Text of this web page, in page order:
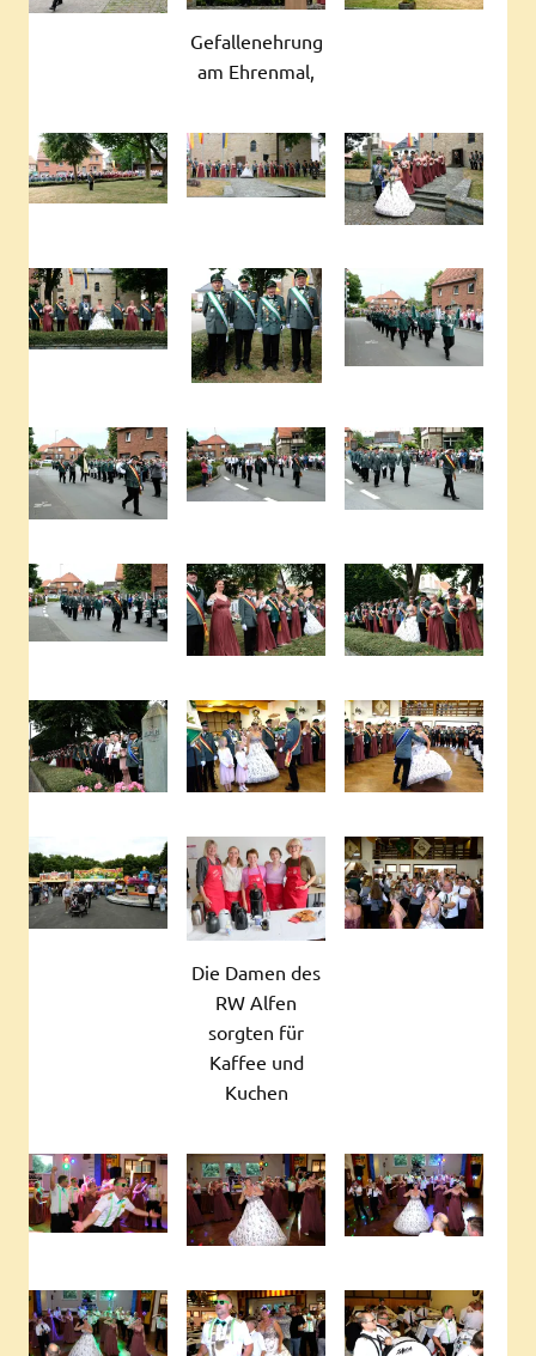
Gefallenehrung
am Ehrenmal,
Die Damen des
RW Alfen
sorgten für
Kaffee und
Kuchen